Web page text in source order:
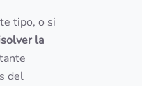
tipo, o si
la
del